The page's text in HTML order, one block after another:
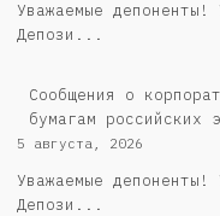
Уважаемые
Депози...
Cообщения о
бумагам российских
5 августа, 2026
Уважаемые
Депози...